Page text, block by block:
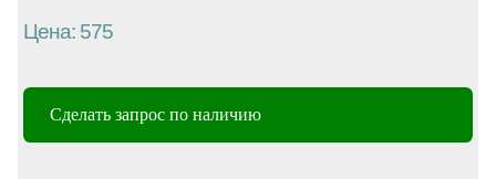
Цена: 575
Сделать запрос по наличию